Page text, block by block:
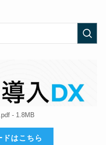
- 1.8MB
ドはこちら